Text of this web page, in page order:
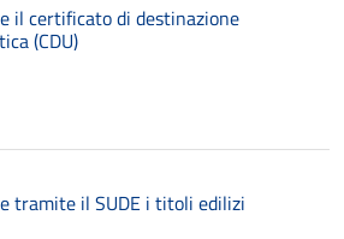
il certificato di destinazione
(CDU)
tramite il SUDE i titoli edilizi